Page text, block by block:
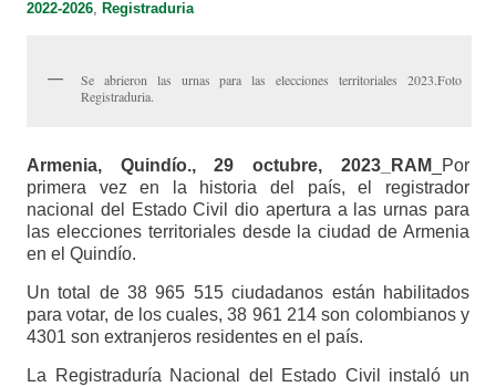
2022-2026, Registraduria
Se abrieron las urnas para las elecciones territoriales 2023.Foto
Registraduria.
Armenia, Quindío., 29 octubre, 2023_RAM
_Por
primera vez en la historia del país, el registrador
nacional del Estado Civil dio apertura a las urnas para
las elecciones territoriales desde la ciudad de Armenia
en el Quindío.
Un total de 38 965 515 ciudadanos están habilitados
para votar, de los cuales, 38 961 214 son colombianos y
4301 son extranjeros residentes en el país.
La Registraduría Nacional del Estado Civil instaló un